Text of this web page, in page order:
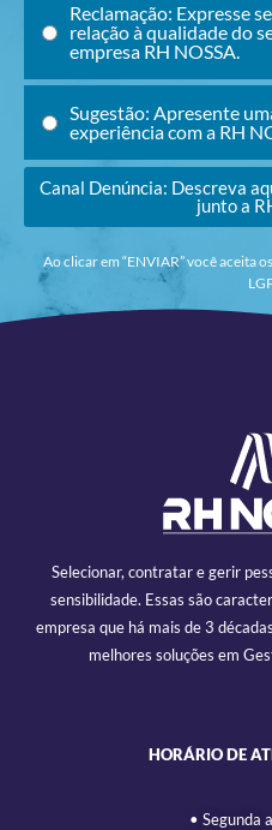
Reclamação: Expresse
relação à qualidade do
empresa RH NOSSA.
Sugestão: Apresente
experiência com a RH
Canal Denúncia: Descreva
junto a
Ao clicar em “ENVIAR” você aceita
Selecionar, contratar e gerir
sensibilidade. Essas são
empresa que há mais de 3
melhores soluções em
HORÁRIO DE
• Segunda